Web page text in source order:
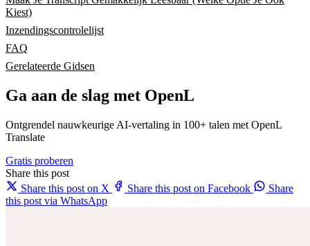
Kiest)
Inzendingscontrolelijst
FAQ
Gerelateerde Gidsen
Ga aan de slag met OpenL
Ontgrendel nauwkeurige AI-vertaling in 100+ talen met OpenL
Translate
Gratis proberen
Share this post
Share this post on X
Share this post on Facebook
Share
this post via WhatsApp